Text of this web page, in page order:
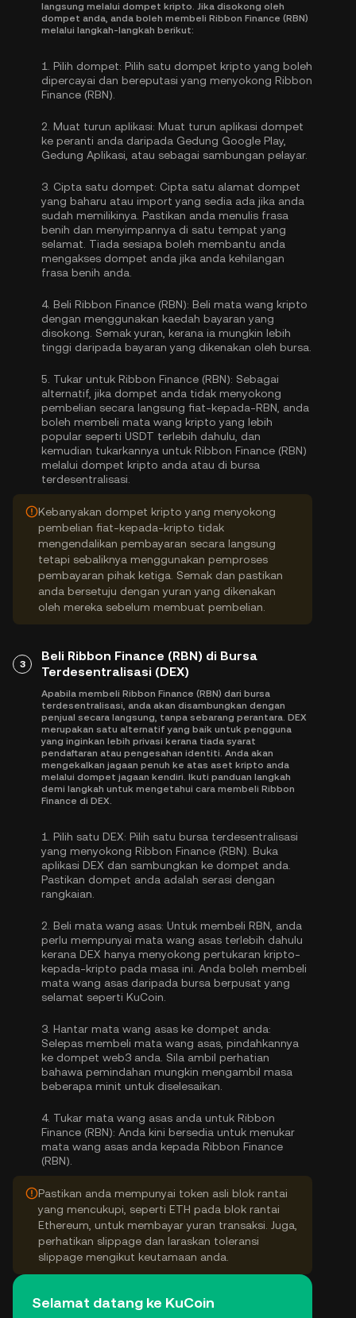
langsung melalui dompet kripto. Jika disokong oleh
dompet anda, anda boleh membeli Ribbon Finance (RBN)
melalui langkah-langkah berikut:
1. Pilih dompet: Pilih satu dompet kripto yang boleh
dipercayai dan bereputasi yang menyokong Ribbon
Finance (RBN).
2. Muat turun aplikasi: Muat turun aplikasi dompet
ke peranti anda daripada Gedung Google Play,
Gedung Aplikasi, atau sebagai sambungan pelayar.
3. Cipta satu dompet: Cipta satu alamat dompet
yang baharu atau import yang sedia ada jika anda
sudah memilikinya. Pastikan anda menulis frasa
benih dan menyimpannya di satu tempat yang
selamat. Tiada sesiapa boleh membantu anda
mengakses dompet anda jika anda kehilangan
frasa benih anda.
4. Beli Ribbon Finance (RBN): Beli mata wang kripto
dengan menggunakan kaedah bayaran yang
disokong. Semak yuran, kerana ia mungkin lebih
tinggi daripada bayaran yang dikenakan oleh bursa.
5. Tukar untuk Ribbon Finance (RBN): Sebagai
alternatif, jika dompet anda tidak menyokong
pembelian secara langsung fiat-kepada-RBN, anda
boleh membeli mata wang kripto yang lebih
popular seperti USDT terlebih dahulu, dan
kemudian tukarkannya untuk Ribbon Finance (RBN)
melalui dompet kripto anda atau di bursa
terdesentralisasi.
Kebanyakan dompet kripto yang menyokong
pembelian fiat-kepada-kripto tidak
mengendalikan pembayaran secara langsung
tetapi sebaliknya menggunakan pemproses
pembayaran pihak ketiga. Semak dan pastikan
anda bersetuju dengan yuran yang dikenakan
oleh mereka sebelum membuat pembelian.
3
Beli Ribbon Finance (RBN) di Bursa
Terdesentralisasi (DEX)
Apabila membeli Ribbon Finance (RBN) dari bursa
terdesentralisasi, anda akan disambungkan dengan
penjual secara langsung, tanpa sebarang perantara. DEX
merupakan satu alternatif yang baik untuk pengguna
yang inginkan lebih privasi kerana tiada syarat
pendaftaran atau pengesahan identiti. Anda akan
mengekalkan jagaan penuh ke atas aset kripto anda
melalui dompet jagaan kendiri. Ikuti panduan langkah
demi langkah untuk mengetahui cara membeli Ribbon
Finance di DEX.
1. Pilih satu DEX: Pilih satu bursa terdesentralisasi
yang menyokong Ribbon Finance (RBN). Buka
aplikasi DEX dan sambungkan ke dompet anda.
Pastikan dompet anda adalah serasi dengan
rangkaian.
2. Beli mata wang asas: Untuk membeli RBN, anda
perlu mempunyai mata wang asas terlebih dahulu
kerana DEX hanya menyokong pertukaran kripto-
kepada-kripto pada masa ini. Anda boleh membeli
mata wang asas daripada bursa berpusat yang
selamat seperti KuCoin.
3. Hantar mata wang asas ke dompet anda:
Selepas membeli mata wang asas, pindahkannya
ke dompet web3 anda. Sila ambil perhatian
bahawa pemindahan mungkin mengambil masa
beberapa minit untuk diselesaikan.
4. Tukar mata wang asas anda untuk Ribbon
Finance (RBN): Anda kini bersedia untuk menukar
mata wang asas anda kepada Ribbon Finance
(RBN).
Pastikan anda mempunyai token asli blok rantai
yang mencukupi, seperti ETH pada blok rantai
Ethereum, untuk membayar yuran transaksi. Juga,
perhatikan slippage dan laraskan toleransi
slippage mengikut keutamaan anda.
Selamat datang ke KuCoin